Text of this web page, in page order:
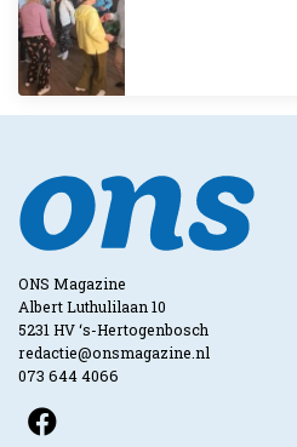
ONS Magazine
Albert Luthulilaan 10
5231 HV ‘s-Hertogenbosch
redactie@onsmagazine.nl
073 644 4066